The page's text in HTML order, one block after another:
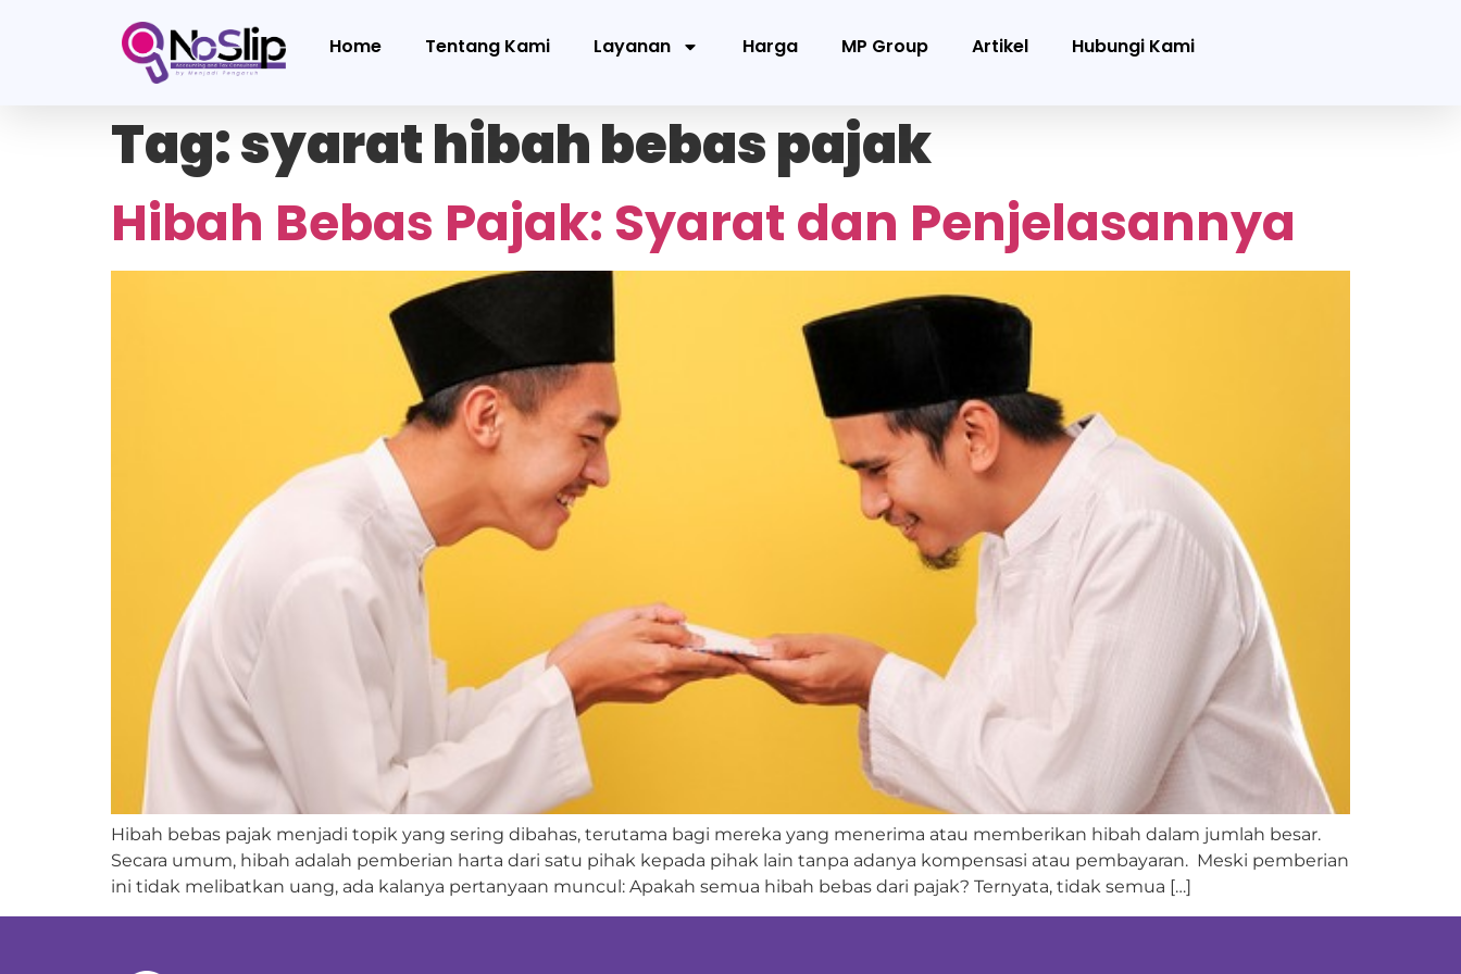
Home Tentang Kami Layanan Harga MP Group Artikel Hubungi Kami
Tag:syarat hibah bebas pajak
Hibah Bebas Pajak: Syarat dan Penjelasannya
Hibah bebas pajak menjadi topik yang sering dibahas, terutama bagi mereka yang menerima atau memberikan hibah dalam jumlah besar.
Secara umum, hibah adalah pemberian harta dari satu pihak kepada pihak lain tanpa adanya kompensasi atau pembayaran. Meski pemberian
ini tidak melibatkan uang, ada kalanya pertanyaan muncul: Apakah semua hibah bebas dari pajak? Ternyata, tidak semua […]